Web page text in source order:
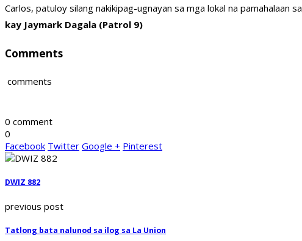
Carlos, patuloy silang nakikipag-ugnayan sa mga lokal na
kay Jaymark Dagala (Patrol 9)
Comments
comments
0 comment
0
Facebook Twitter Google + Pinterest
DWIZ 882
previous post
Tatlong bata nalunod sa ilog sa La Union